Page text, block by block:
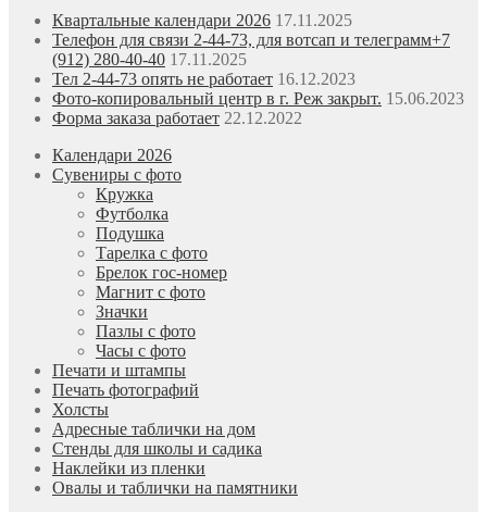
Квартальные календари 2026 17.11.2025
Телефон для связи 2-44-73, для вотсап и телеграмм+7
(912) 280-40-40 17.11.2025
Тел 2-44-73 опять не работает 16.12.2023
Фото-копировальный центр в г. Реж закрыт. 15.06.2023
Форма заказа работает 22.12.2022
Календари 2026
Сувениры с фото
Кружка
Футболка
Подушка
Тарелка с фото
Брелок гос-номер
Магнит с фото
Значки
Пазлы с фото
Часы с фото
Печати и штампы
Печать фотографий
Холсты
Адресные таблички на дом
Стенды для школы и садика
Наклейки из пленки
Овалы и таблички на памятники